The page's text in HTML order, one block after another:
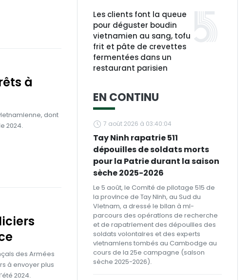
à
dont
2024.
des Armées
à envoyer plus
2024.
Les clients font la queue
pour déguster boudin
vietnamien au sang, tofu
frit et pâte de crevettes
fermentées dans un
restaurant parisien
EN CONTINU
7 août 2026 à 03:40:04
Tay Ninh rapatrie 511
dépouilles de soldats morts
pour la Patrie durant la saison
sèche 2025-2026
Le 5 août, le Comité de pilotage 515 de
la province de Tay Ninh, au Sud du
Vietnam, a dressé le bilan à mi-
parcours des opérations de recherche
et de rapatriement des dépouilles des
soldats volontaires et des experts
vietnamiens tombés au Cambodge au
cours de la 25e campagne (saison
sèche 2025-2026).